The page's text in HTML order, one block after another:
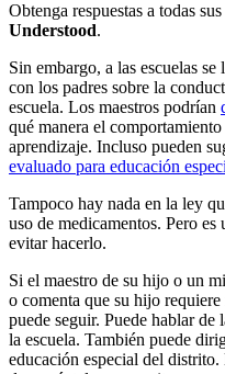
Obtenga respuestas a todas
Understood.
Sin embargo, a las escuelas
con los padres sobre la
escuela. Los maestros podrían
qué manera el
aprendizaje. Incluso pueden
evaluado para educación
Tampoco hay nada en la ley
uso de medicamentos. Pero
evitar hacerlo.
Si el maestro de su hijo o un
o comenta que su hijo
puede seguir. Puede hablar
la escuela. También puede
educación especial del